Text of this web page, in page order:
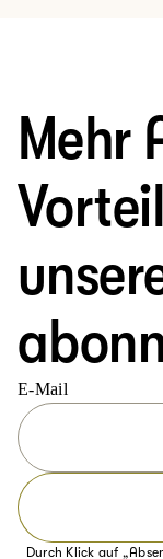
Mehr
E-Mail
Durch Klick auf